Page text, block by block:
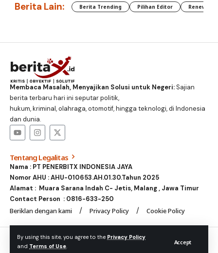
By using this site, you agree to the Privacy Policy
and Terms of Use.
Accept
Berita Lain: Berita Trending Pilihan Editor
Membaca Masalah, Menyajikan Solusi untuk Negeri:Sajian
berita terbaru hari ini seputar politik,
hukum, kriminal, olahraga, otomotif, hingga teknologi, di Indonesia
dan dunia.
Tentang Legalitas
Nama : PT PENERBITX INDONESIA JAYA
Nomor AHU : AHU-010653.AH.01.30.Tahun 2025
Alamat : Muara Sarana Indah C- Jetis, Malang , Jawa Timur
Contact Person : 0816-633-250
Beriklan dengan kami Privacy Policy Cookie Policy
© Foxiz News Network. Ruby Design Company. All Rights